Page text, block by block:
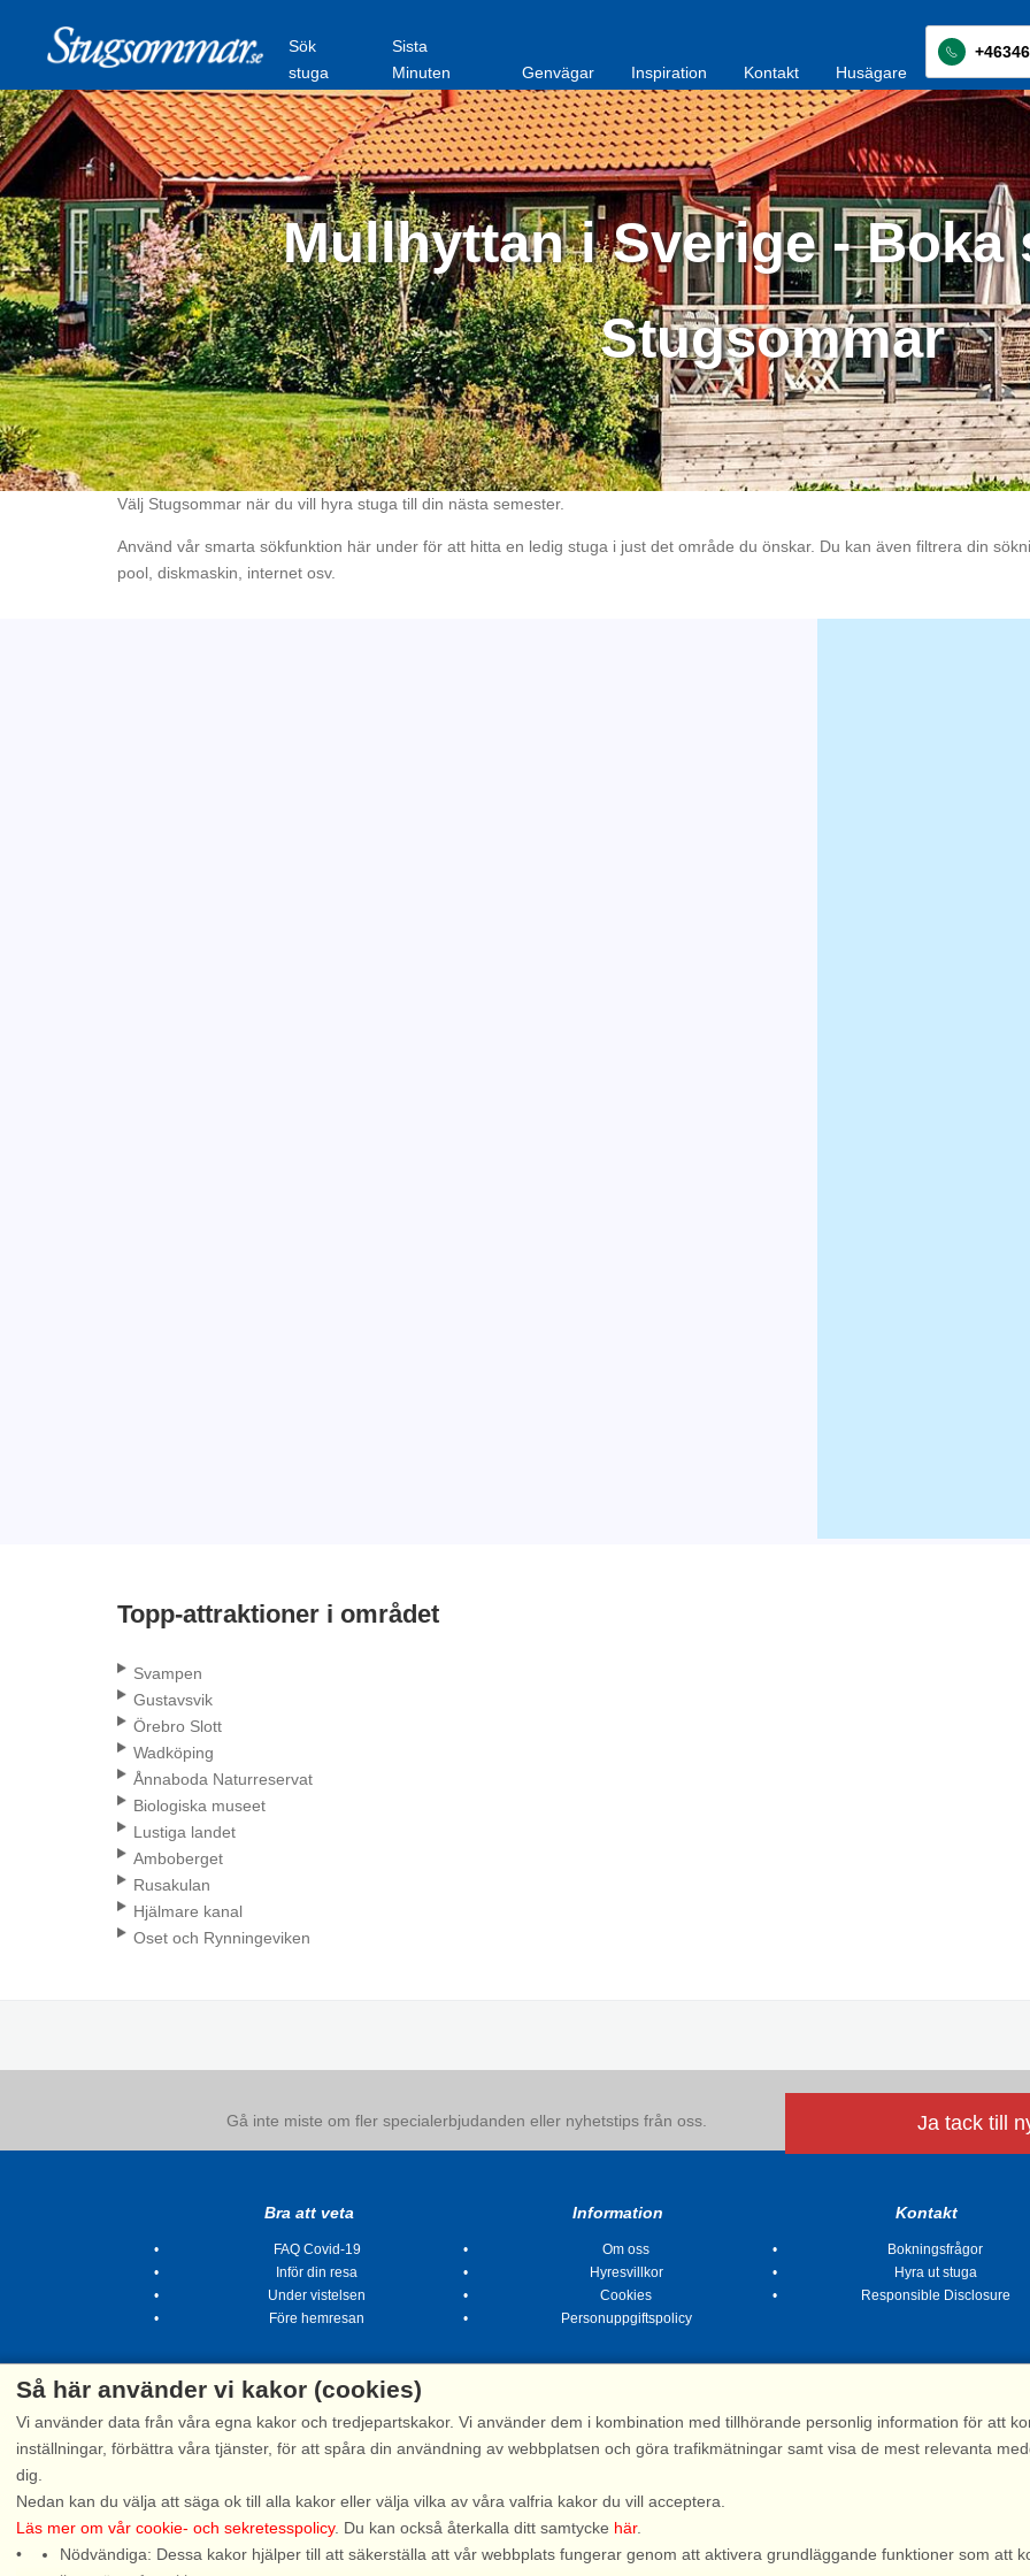
Sök
stuga
Sista
Minuten
Genvägar Inspiration Kontakt Husägare
Mullhyttan i Sverige - Boka
Stugsommar
Välj Stugsommar när du vill hyra stuga till din nästa semester.
Använd vår smarta sökfunktion här under för att hitta en ledig stuga i just det område du önskar. Du kan även filtrera din
pool, diskmaskin, internet osv.
Topp-attraktioner i området
Svampen
Gustavsvik
Örebro Slott
Wadköping
Ånnaboda Naturreservat
Biologiska museet
Lustiga landet
Amboberget
Rusakulan
Hjälmare kanal
Oset och Rynningeviken
Gå inte miste om fler specialerbjudanden eller nyhetstips från oss. Ja tack till
Bra att veta
FAQ Covid-19
Inför din resa
Under vistelsen
Före hemresan
Information
Om oss
Hyresvillkor
Cookies
Personuppgiftspolicy
Kontakt
Bokningsfrågor
Hyra ut stuga
Responsible Disclosure
Stugsommar |Kvarngatan 2, 311 32 Falkenberg | Sverige
Så här använder vi kakor (cookies)
Vi använder data från våra egna kakor och tredjepartskakor. Vi använder dem i kombination med tillhörande personlig information för att
inställningar, förbättra våra tjänster, för att spåra din användning av webbplatsen och göra trafikmätningar samt visa de mest relevanta
dig.
Nedan kan du välja att säga ok till alla kakor eller välja vilka av våra valfria kakor du vill acceptera.
Läs mer om vår cookie- och sekretesspolicy. Du kan också återkalla ditt samtycke här.
Nödvändiga: Dessa kakor hjälper till att säkerställa att vår webbplats fungerar genom att aktivera grundläggande funktioner som att